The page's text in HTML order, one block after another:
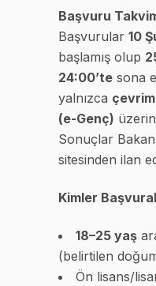
Başvuru
Başvurular 10
başlamış olup
24:00’te sona
yalnızca
(e-Genç)
Sonuçlar
sitesinden ilan
Kimler
18–25 yaş
(belirtilen
Ön lisans/